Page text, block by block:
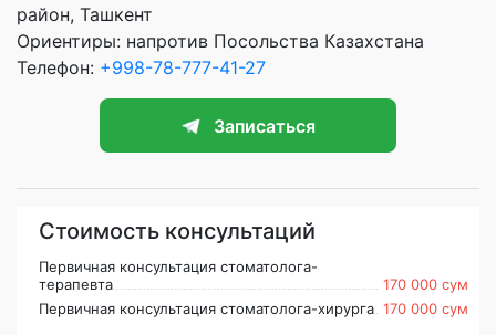
район, Ташкент
Ориентиры: напротив Посольства Казахстана
Телефон: +998-78-777-41-27
Записаться
Стоимость консультаций
Первичная консультация стоматолога-
терапевта
170 000 сум
Первичная консультация стоматолога-хирурга 170 000 сум